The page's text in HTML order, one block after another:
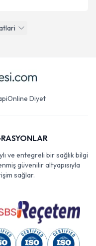
Online Diyet
ve entegreli bir sağlık bilgi
güvenilir altyapısıyla
sağlar.